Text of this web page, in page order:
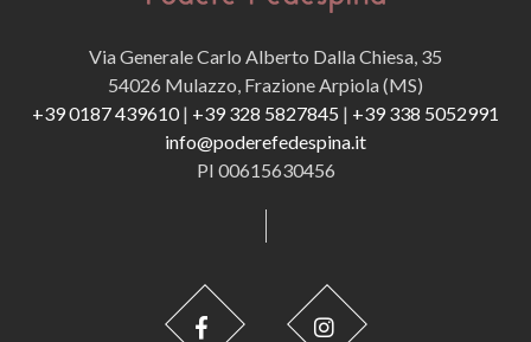
Via Generale Carlo Alberto Dalla Chiesa, 35
54026 Mulazzo, Frazione Arpiola (MS)
+39 0187 439610| +39 328 5827845 | +39 338 5052991
info@poderefedespina.it
PI 00615630456